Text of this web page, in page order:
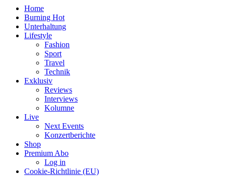
Home
Burning Hot
Unterhaltung
Lifestyle
Fashion
Sport
Travel
Technik
Exklusiv
Reviews
Interviews
Kolumne
Live
Next Events
Konzertberichte
Shop
Premium Abo
Log in
Cookie-Richtlinie (EU)